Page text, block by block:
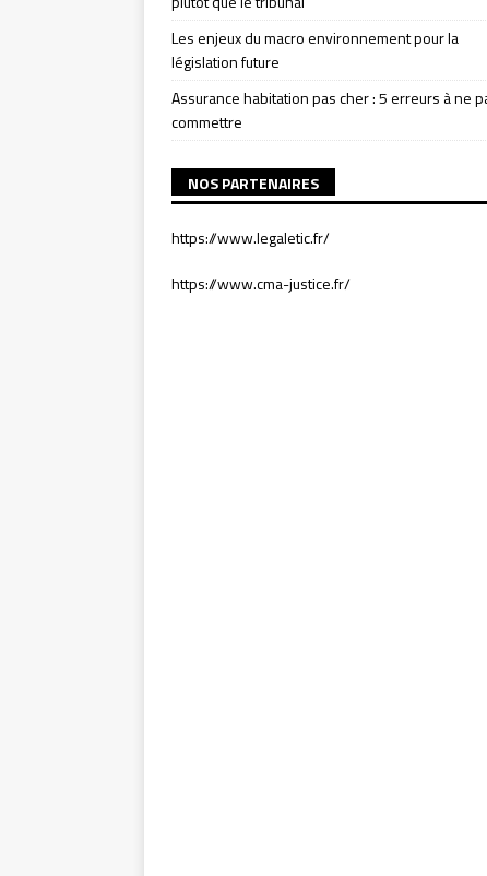
Les enjeux du macro environnement pour la
législation future
Assurance habitation pas cher : 5 erreurs à ne
commettre
NOS PARTENAIRES
https://www.legaletic.fr/
https://www.cma-justice.fr/